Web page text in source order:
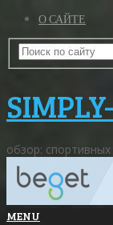
О САЙТЕ
обзор:
MENU